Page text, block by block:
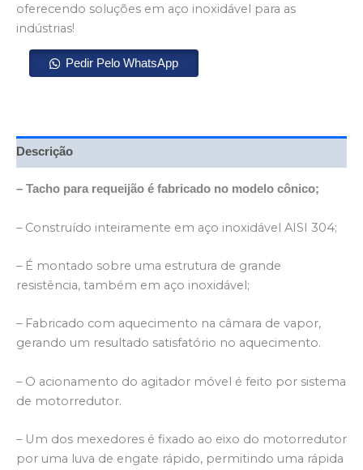
oferecendo soluções em aço inoxidável para as
indústrias!
Pedir Pelo WhatsApp
Descrição
– Tacho para requeijão é fabricado no modelo cônico;
– Construído inteiramente em aço inoxidável AISI 304;
– É montado sobre uma estrutura de grande
resistência, também em aço inoxidável;
– Fabricado com aquecimento na câmara de vapor,
gerando um resultado satisfatório no aquecimento.
– O acionamento do agitador móvel é feito por sistema
de motorredutor.
– Um dos mexedores é fixado ao eixo do motorredutor
por uma luva de engate rápido, permitindo uma rápida